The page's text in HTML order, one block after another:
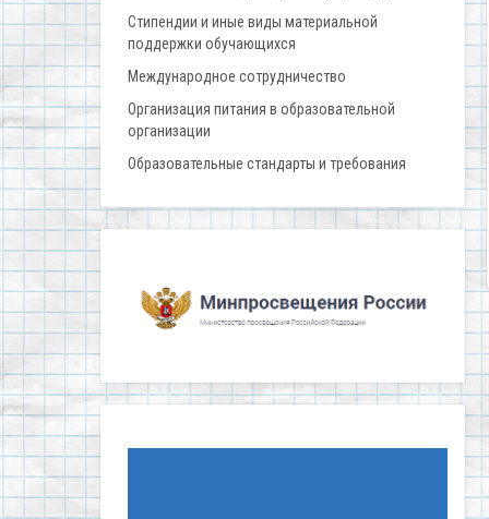
Стипендии и иные виды материальной
поддержки обучающихся
Международное сотрудничество
Организация питания в образовательной
организации
Образовательные стандарты и требования